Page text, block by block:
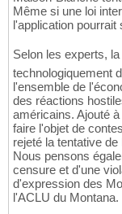
Même si une loi
l'application pourrait
Selon les experts,
technologiquement
l'ensemble de
des réactions
américains. Ajouté
faire l'objet de
rejeté la tentative
Nous pensons
censure et d'une
d'expression des
l'ACLU du Montana.